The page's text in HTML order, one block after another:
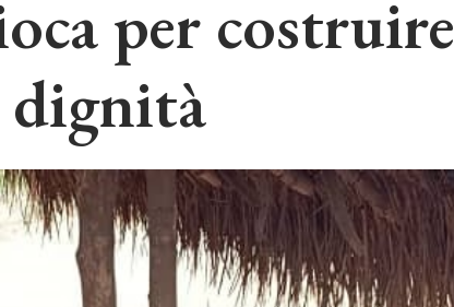
per costruire
dignità